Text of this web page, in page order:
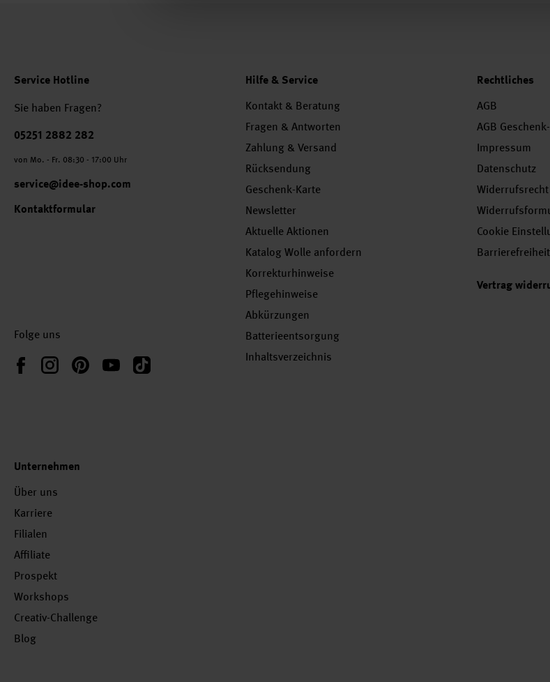
Service Hotline
Sie haben Fragen?
Telefonnummer
05251 2882 282
von Mo. - Fr. 08:30 - 17:00 Uhr
service@idee-shop.com
Kontaktformular
Folge uns
FacebookInstagramPinterestYouTubeTikTok
Hilfe & Service
Kontakt & Beratung
Fragen & Antworten
Zahlung & Versand
Rücksendung
Geschenk-Karte
Newsletter
Aktuelle Aktionen
Katalog Wolle anfordern
Korrekturhinweise
Pflegehinweise
Abkürzungen
Batterieentsorgung
Inhaltsverzeichnis
Rechtliches
AGB
AGB
Impressum
Datenschutz
Widerrufsrecht
Cookie
Vertrag
Unternehmen
Über uns
Karriere
Filialen
Affiliate
Prospekt
Workshops
Creativ-Challenge
Blog